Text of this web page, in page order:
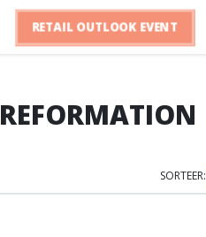
RETAIL OUTLOOK EVENT
REFORMATION
SORTEER: